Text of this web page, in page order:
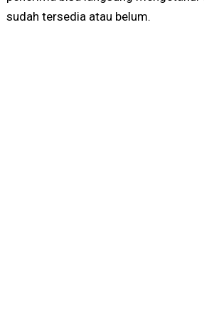
sudah tersedia atau belum.